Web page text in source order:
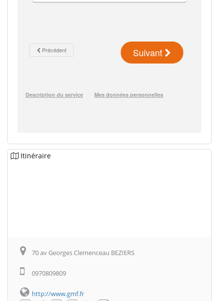
Itinéraire
70 av Georges Clemenceau BEZIERS
0970809809
http://www.gmf.fr